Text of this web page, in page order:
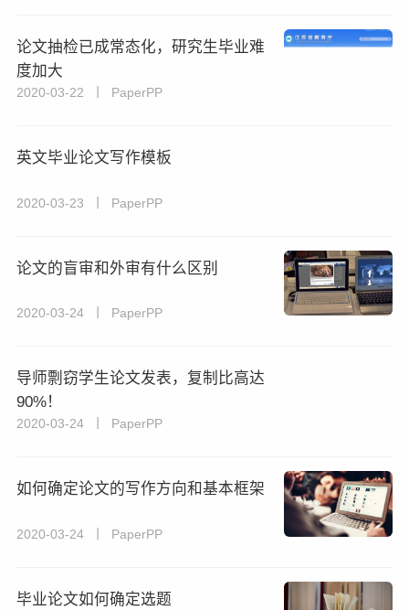
论文抽检已成常态化，研究生毕业难
度加大
2020-03-22 丨 PaperPP
英文毕业论文写作模板
2020-03-23 丨 PaperPP
论文的盲审和外审有什么区别
2020-03-24 丨 PaperPP
导师剽窃学生论文发表，复制比高达
90%！
2020-03-24 丨 PaperPP
如何确定论文的写作方向和基本框架
2020-03-24 丨 PaperPP
毕业论文如何确定选题